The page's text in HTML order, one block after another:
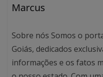
Marcus
Sobre nós Somos o
Goiás, dedicados
informações e os fatos